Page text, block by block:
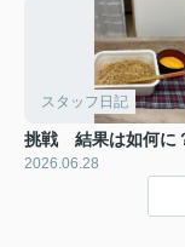
スタッフ日記
挑戦 結果は如何に
2026.06.28